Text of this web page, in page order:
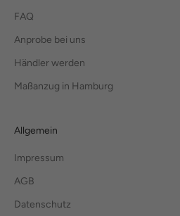
FAQ
Anprobe bei uns
Händler werden
Maßanzug in Hamburg
Allgemein
Impressum
AGB
Datenschutz